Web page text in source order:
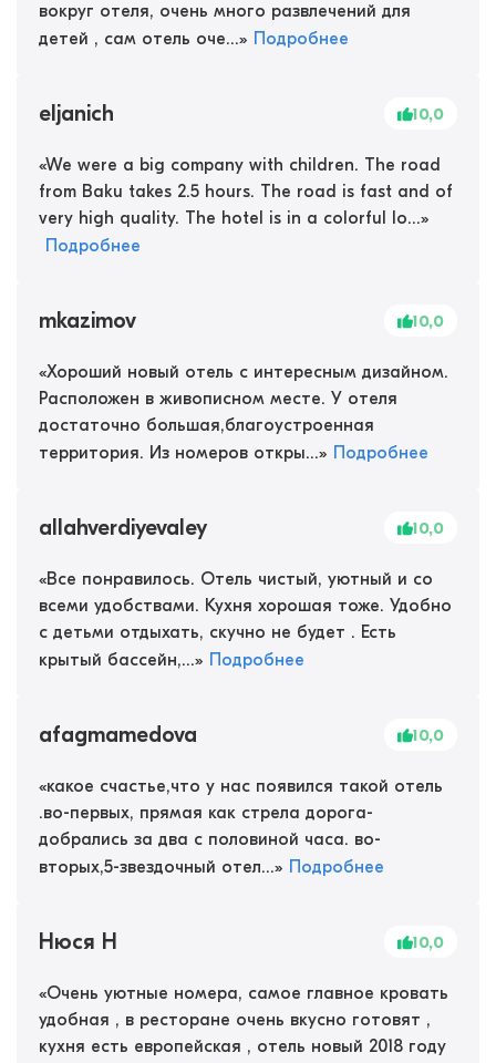
вокруг отеля, очень много развлечений для
детей , сам отель оче...» Подробнее
eljanich 10,0
«We were a big company with children. The road
from Baku takes 2.5 hours. The road is fast and of
very high quality. The hotel is in a colorful lo...»
Подробнее
mkazimov 10,0
«Хороший новый отель с интересным дизайном.
Расположен в живописном месте. У отеля
достаточно большая,благоустроенная
территория. Из номеров откры...» Подробнее
allahverdiyevaley 10,0
«Все понравилось. Отель чистый, уютный и со
всеми удобствами. Кухня хорошая тоже. Удобно
с детьми отдыхать, скучно не будет . Есть
крытый бассейн,...» Подробнее
afagmamedova 10,0
«какое счастье,что у нас появился такой отель
.во-первых, прямая как стрела дорога-
добрались за два с половиной часа. во-
вторых,5-звездочный отел...» Подробнее
Нюся Н 10,0
«Очень уютные номера, самое главное кровать
удобная , в ресторане очень вкусно готовят ,
кухня есть европейская , отель новый 2018 году